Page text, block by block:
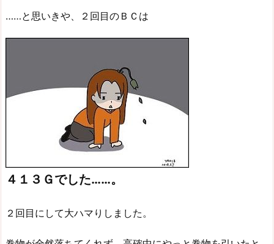
……と思いきや、２回目のＢＣは
４１３Ｇでした……。
２回目にして大ハマりしました。